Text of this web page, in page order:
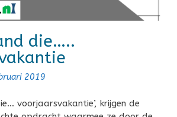
die…..
2019
voorjaarsvakantie’, krijgen de